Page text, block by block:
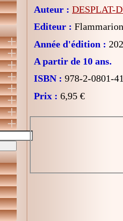
Auteur : DESPLAT-
Editeur :
Année d'édition :
A partir de 10 ans.
ISBN : 978-2-0801-
Prix : 6,95 €